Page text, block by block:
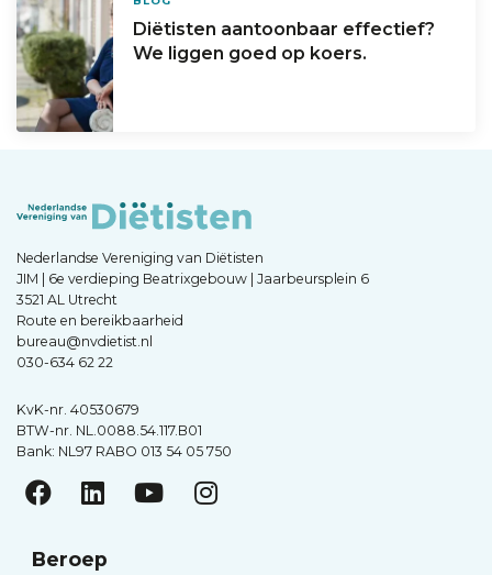
Diëtisten aantoonbaar effectief?
We liggen goed op koers.
Nederlandse Vereniging van Diëtisten
JIM | 6e verdieping Beatrixgebouw | Jaarbeursplein 6
3521 AL Utrecht
Route en bereikbaarheid
bureau@nvdietist.nl
030-634 62 22
KvK-nr. 40530679
BTW-nr. NL.0088.54.117.B01
Bank: NL97 RABO 013 54 05 750
Beroep